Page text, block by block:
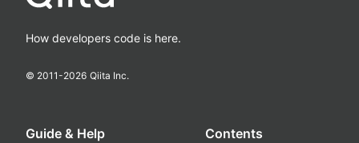
How developers code is here.
© 2011-2026 Qiita Inc.
Guide & Help Contents